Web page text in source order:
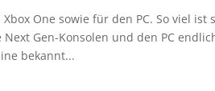
One sowie für den PC. So viel
Gen-Konsolen und den PC
bekannt...